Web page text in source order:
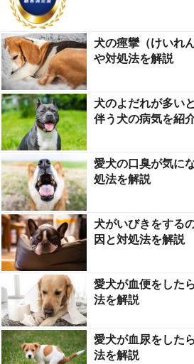
犬の痙攣（けいれ
や対処法を解説
犬のよだれが多い
伴う犬の病気を紹
愛犬の口臭が気に
処法を解説
犬がいびきをする
因と対処法を解説
愛犬が血便をした
法を解説
愛犬が血尿をした
法を解説